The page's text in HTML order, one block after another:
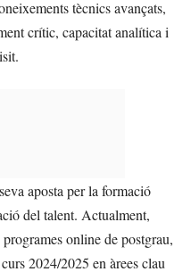
tècnics avançats,
crític, capacitat analítica i
aposta per la formació
del talent. Actualment,
online de postgrau,
2024/2025 en àrees clau